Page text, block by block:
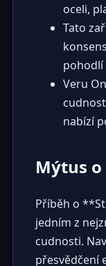
oceli,
Tato
pohodlí
Veru
nabízí
Mýtus
Příběh o
jedním z
cudnosti.
přesvědčení